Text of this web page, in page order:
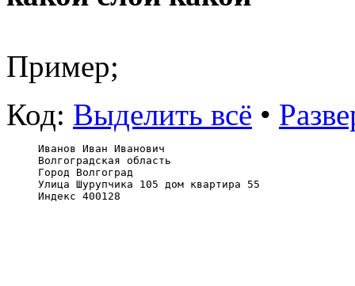
Пример;
Код: Выделить всё •
Иванов Иван Иванович
Волгоградская область
Город Волгоград
Улица Шурупчика 105 дом квартира 55
Индекс 400128